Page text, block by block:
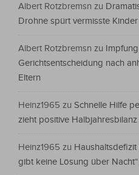
Albert Rotzbremsn zu
Drohne spürt vermisste
Albert Rotzbremsn zu
Gerichtsentscheidung nach
Eltern
Heinz1965 zu Schnelle Hilfe
zieht positive Halbjahresbilanz
Heinz1965 zu Haushaltsdefizit
gibt keine Lösung über